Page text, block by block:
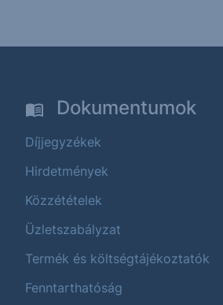
Dokumentumok
Díjjegyzékek
Hirdetmények
Közzétételek
Üzletszabályzat
Termék és költségtájékoztatók
Fenntarthatóság